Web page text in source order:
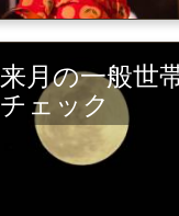
来月の一般世
チェック